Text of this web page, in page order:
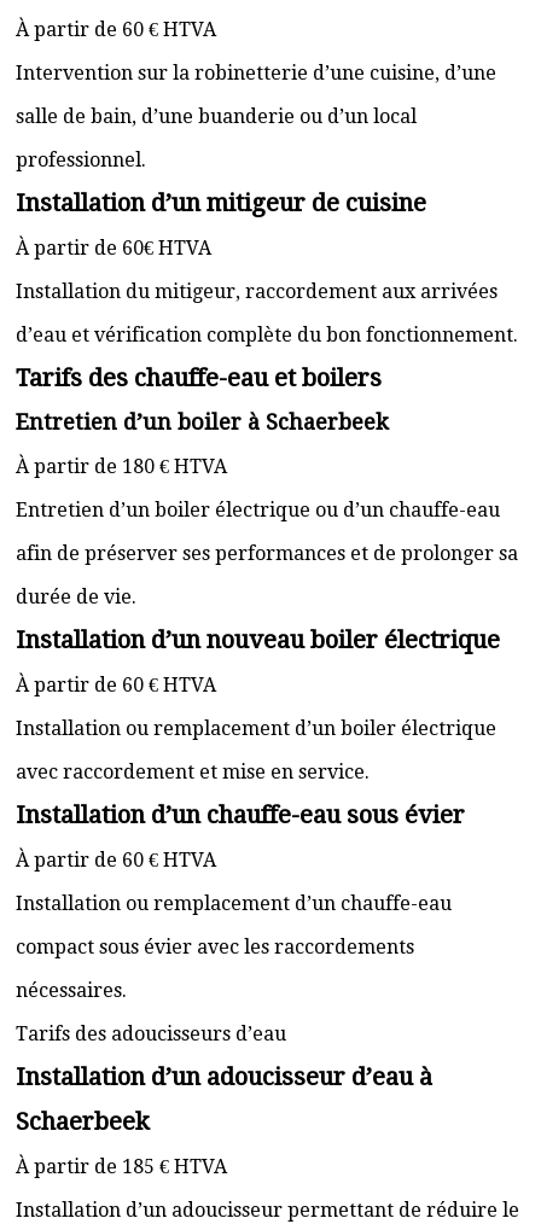
À partir de 60 € HTVA
Intervention sur la robinetterie d’une cuisine, d’une
salle de bain, d’une buanderie ou d’un local
professionnel.
Installation d’un mitigeur de cuisine
À partir de 60€ HTVA
Installation du mitigeur, raccordement aux arrivées
d’eau et vérification complète du bon fonctionnement.
Tarifs des chauffe-eau et boilers
Entretien d’un boiler à Schaerbeek
À partir de 180 € HTVA
Entretien d’un boiler électrique ou d’un chauffe-eau
afin de préserver ses performances et de prolonger sa
durée de vie.
Installation d’un nouveau boiler électrique
À partir de 60 € HTVA
Installation ou remplacement d’un boiler électrique
avec raccordement et mise en service.
Installation d’un chauffe-eau sous évier
À partir de 60 € HTVA
Installation ou remplacement d’un chauffe-eau
compact sous évier avec les raccordements
nécessaires.
Tarifs des adoucisseurs d’eau
Installation d’un adoucisseur d’eau à
Schaerbeek
À partir de 185 € HTVA
Installation d’un adoucisseur permettant de réduire le